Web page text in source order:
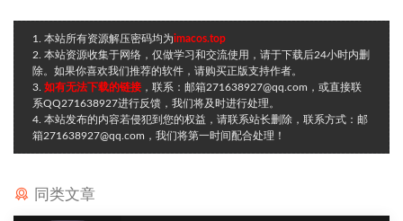
1. 本站所有资源解压密码均为imacos.top
2. 本站资源收集于网络，仅做学习和交流使用，请于下载后24小时内删
除。如果你喜欢我们推荐的软件，请购买正版支持作者。
3. 如有无法下载的链接 ，联系：邮箱271638927@qq.com，或直接联
系QQ271638927进行反馈，我们将及时进行处理。
4. 本站发布的内容若侵犯到您的权益，请联系站长删除，联系方式：邮
箱271638927@qq.com，我们将第一时间配合处理！
同类文章